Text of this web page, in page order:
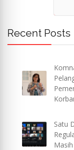
Recent Posts
Satu